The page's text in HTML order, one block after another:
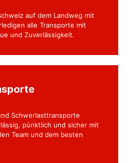
auf dem Landweg mit
alle Transporte mit
und Zuverlässigkeit.
Schwerlasttransporte
pünktlich und sicher mit
Team und dem besten